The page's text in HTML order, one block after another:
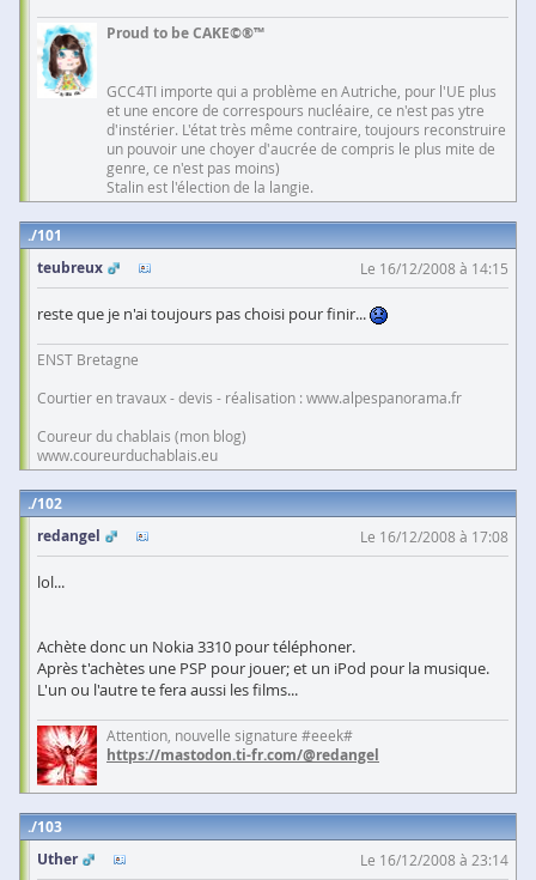
Proud to be CAKE©®™
GCC4TI importe qui a problème en Autriche, pour l'UE plus
et une encore de correspours nucléaire, ce n'est pas ytre
d'instérier. L'état très même contraire, toujours reconstruire
un pouvoir une choyer d'aucrée de compris le plus mite de
genre, ce n'est pas moins)
Stalin est l'élection de la langie.
101
teubreux
Le 16/12/2008 à 14:15
reste que je n'ai toujours pas choisi pour finir...
ENST Bretagne
Courtier en travaux - devis - réalisation : www.alpespanorama.fr
Coureur du chablais (mon blog)
www.coureurduchablais.eu
102
redangel
Le 16/12/2008 à 17:08
lol...
Achète donc un Nokia 3310 pour téléphoner.
Après t'achètes une PSP pour jouer; et un iPod pour la musique.
L'un ou l'autre te fera aussi les films...
Attention, nouvelle signature #eeek#
https://mastodon.ti-fr.com/@redangel
103
Uther
Le 16/12/2008 à 23:14